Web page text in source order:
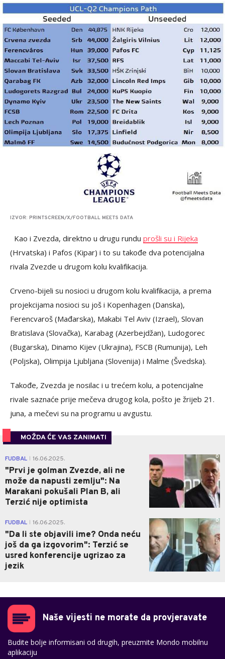
IZVOR: PRINTSCREEN/X/FOOTBALL MEETS DATA
Kao i Zvezda, direktno u drugu rundu prošli su i Rijeka
(Hrvatska) i Pafos (Kipar) i to su takođe dva potencijalna
rivala Zvezde u drugom kolu kvalifikacija.
Crveno-bijeli su nosioci u drugom kolu kvalifikacija, a prema
projekcijama nosioci su još i Kopenhagen (Danska),
Ferencvaroš (Mađarska), Makabi Tel Aviv (Izrael), Slovan
Bratislava (Slovačka), Karabag (Azerbejdžan), Ludogorec
(Bugarska), Dinamo Kijev (Ukrajina), FSCB (Rumunija), Leh
(Poljska), Olimpija Ljubljana (Slovenija) i Malme (Švedska).
Takođe, Zvezda je nosilac i u trećem kolu, a potencijalne
rivale saznaće prije mečeva drugog kola, pošto je žrijeb 21.
juna, a mečevi su na programu u avgustu.
MOŽDA ĆE VAS ZANIMATI
FUDBAL 16.06.2025.
"Prvi je golman Zvezde, ali ne
može da napusti zemlju": Na
Marakani pokušali Plan B, ali
Terzić nije optimista
0
FUDBAL 16.06.2025.
"Da li ste objavili ime? Onda neću
još da ga izgovorim": Terzić se
usred konferencije ugrizao za
jezik
0
Naše vijesti ne morate da provjeravate
Budite bolje informisani od drugih, preuzmite Mondo mobilnu
aplikaciju